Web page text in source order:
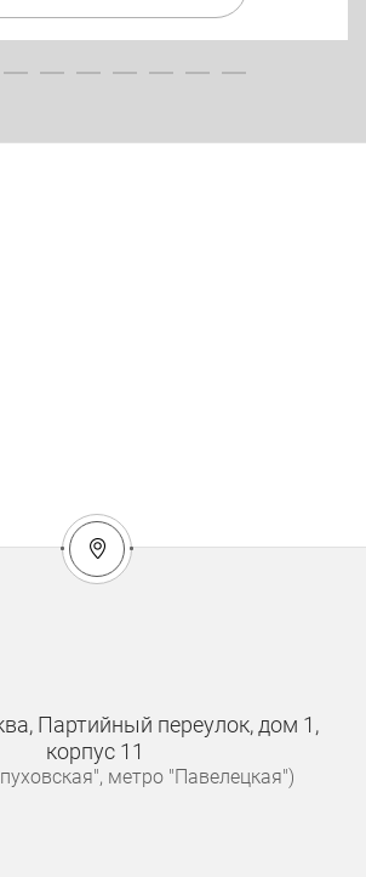
Партийный переулок, дом 1,
корпус 11
метро "Павелецкая")